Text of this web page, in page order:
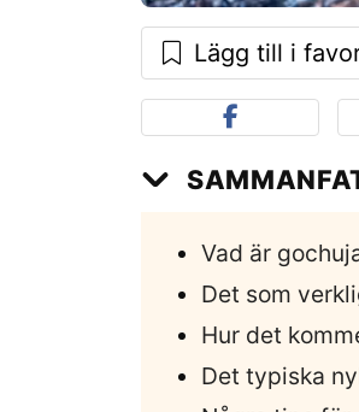
Lägg till i
Vad är
Det som
Hur det
Det typiska